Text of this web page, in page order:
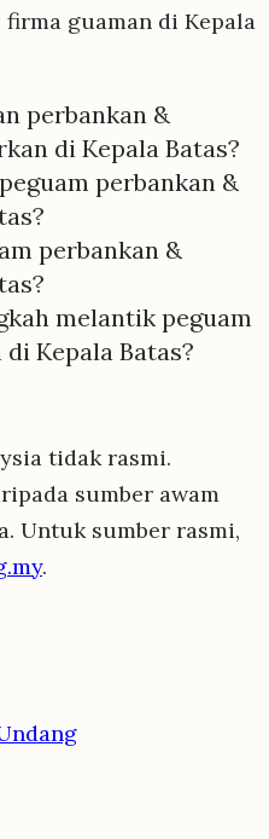
guaman di Kepala
perbankan &
di Kepala Batas?
perbankan &
perbankan &
melantik peguam
Kepala Batas?
tidak rasmi.
sumber awam
Untuk sumber rasmi,
.